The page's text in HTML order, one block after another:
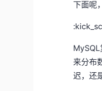
下面呢
来分布
迟，还